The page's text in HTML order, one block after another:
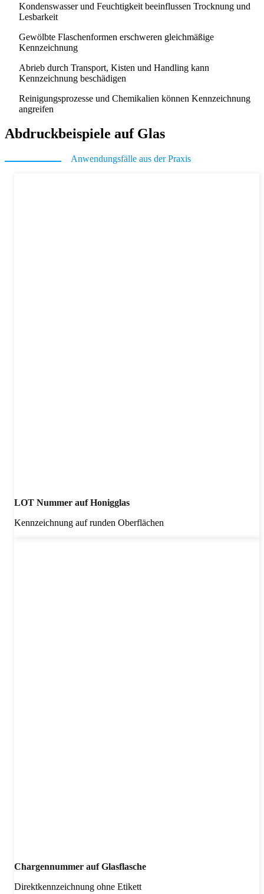
Kondenswasser und Feuchtigkeit beeinflussen Trocknung und
Lesbarkeit
Gewölbte Flaschenformen erschweren gleichmäßige
Kennzeichnung
Abrieb durch Transport, Kisten und Handling kann
Kennzeichnung beschädigen
Reinigungsprozesse und Chemikalien können Kennzeichnung
angreifen
Abdruckbeispiele auf Glas
Anwendungsfälle aus der Praxis
LOT Nummer auf Honigglas
Kennzeichnung auf runden Oberflächen
Chargennummer auf Glasflasche
Direktkennzeichnung ohne Etikett